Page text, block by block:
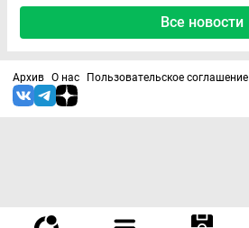
Все новости
Архив О нас Пользовательское соглашение